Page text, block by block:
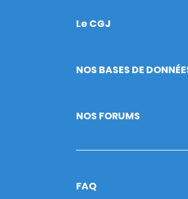
Footer
Le CGJ
NOS BASES DE
NOS FORUMS
FAQ